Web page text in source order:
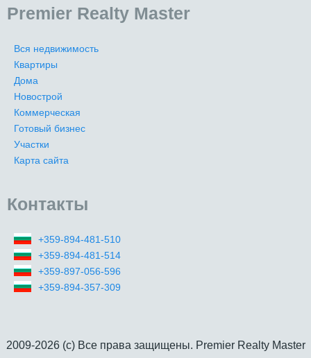
Premier Realty Master
Вся недвижимость
Квартиры
Дома
Новострой
Коммерческая
Готовый бизнес
Участки
Карта сайта
Контакты
+359-894-481-510
+359-894-481-514
+359-897-056-596
+359-894-357-309
2009-2026 (c) Все права защищены. Premier Realty Master